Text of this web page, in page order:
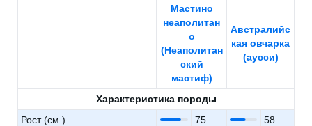
Мастино
неаполитан
о
(Неаполитан
ский
мастиф)
Австралийс
кая овчарка
(аусси)
Характеристика породы
Рост (см.)
75
58